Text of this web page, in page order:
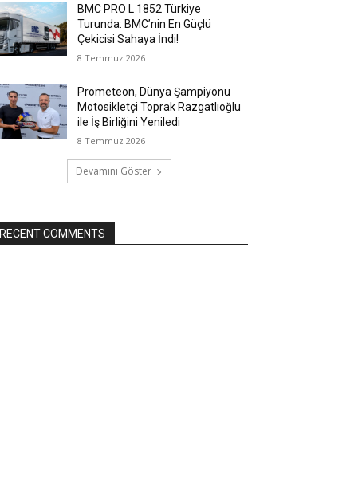
BMC PRO L 1852 Türkiye
Turunda: BMC’nin En Güçlü
Çekicisi Sahaya İndi!
8 Temmuz 2026
Prometeon, Dünya Şampiyonu
Motosikletçi Toprak Razgatlıoğlu
ile İş Birliğini Yeniledi
8 Temmuz 2026
Devamını Göster
RECENT COMMENTS